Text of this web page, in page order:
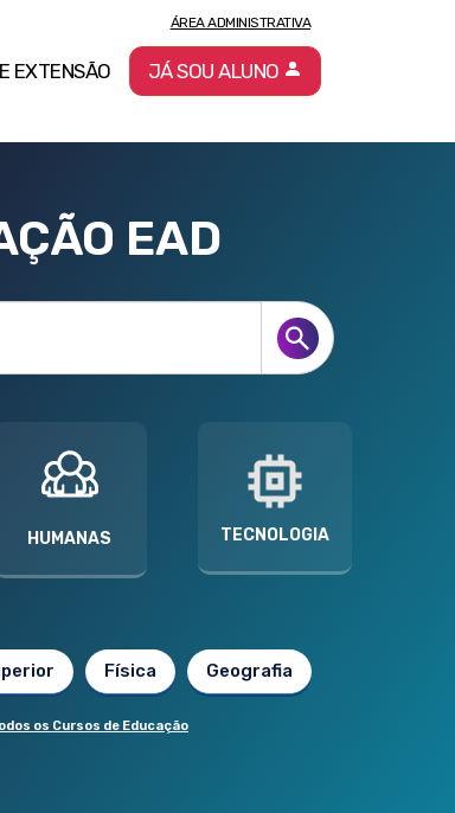
EXTENSÃO
ÁREA ADMINISTRATIVA
JÁ SOU ALUNO
EAD
HUMANAS TECNOLOGIA
Física Geografia
os Cursos de Educação